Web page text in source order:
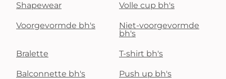
Shapewear Volle cup bh's
Voorgevormde bh's
Niet-voorgevormde
bh's
Bralette T-shirt bh's
Balconnette bh's Push up bh's